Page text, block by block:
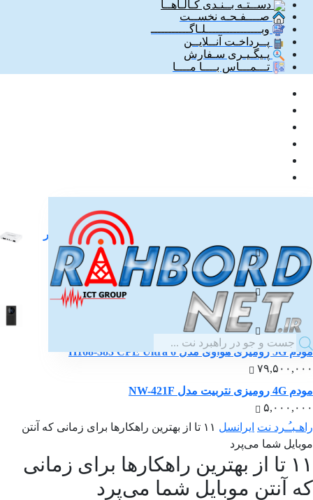
دســتـه بــنـدی کـالـاهــا
صــــفـحـه نخســت
وبــــــــــــــــلـاگـــــــــــ
پــرداخـت آنــلایــن
پـیگـیـری سـفارش
تـــمـــاس بــــا مــــا
۵,۵۰۰,۰۰۰
دانگل بلوتوث Tp-Link مدل UB500
۱,۶۰۰,۰۰۰
۷,۵۰۰,۰۰۰
مودم 5G رومیزی هوآوی مدل H168-383 CPE Ultra 6
۷۹,۵۰۰,۰۰۰
مودم 4G رومیزی نتربیت مدل NW-421F
۵,۰۰۰,۰۰۰
راهـبـُـرد نت ایرانسل
۱۱ تا از بهترین راهکارها برای زمانی که آنتن
موبایل شما می‌پرد
۱۱ تا از بهترین راهکارها برای زمانی
که آنتن موبایل شما می‌پرد